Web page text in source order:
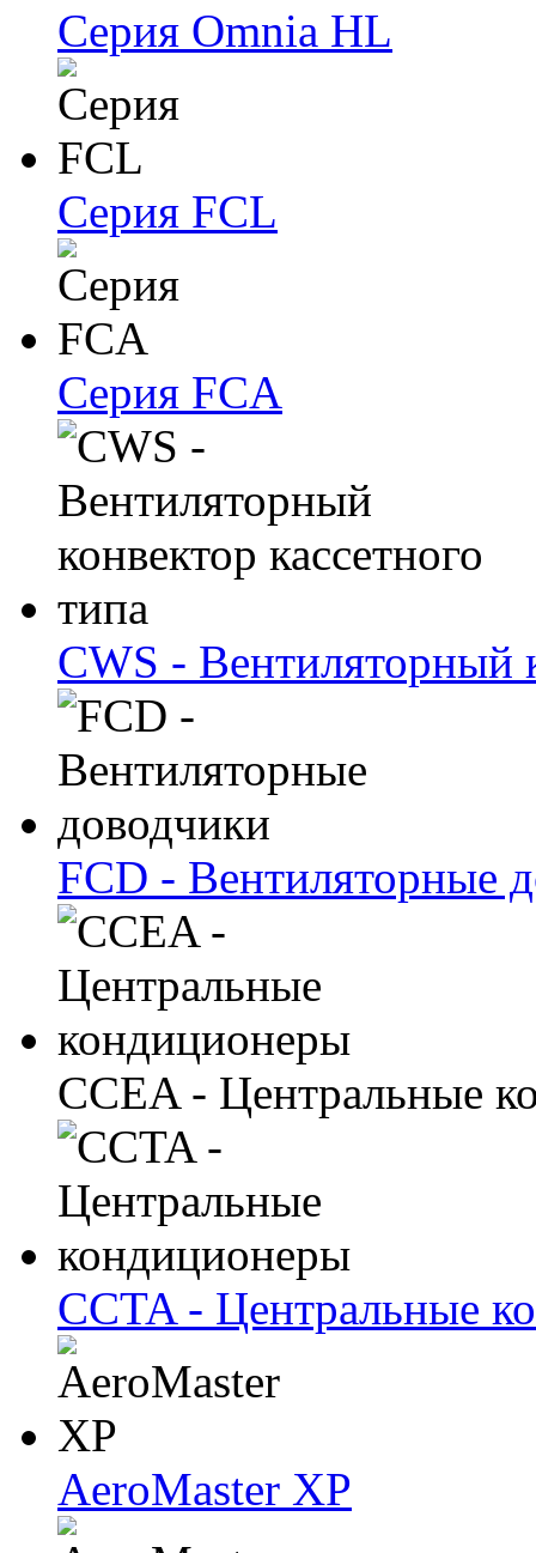
Серия Omnia HL
Серия FCL
Серия FCA
CWS - Вентиляторный
FCD - Вентиляторные
CCEA - Центральные
CCTA - Центральные
AeroMaster XP